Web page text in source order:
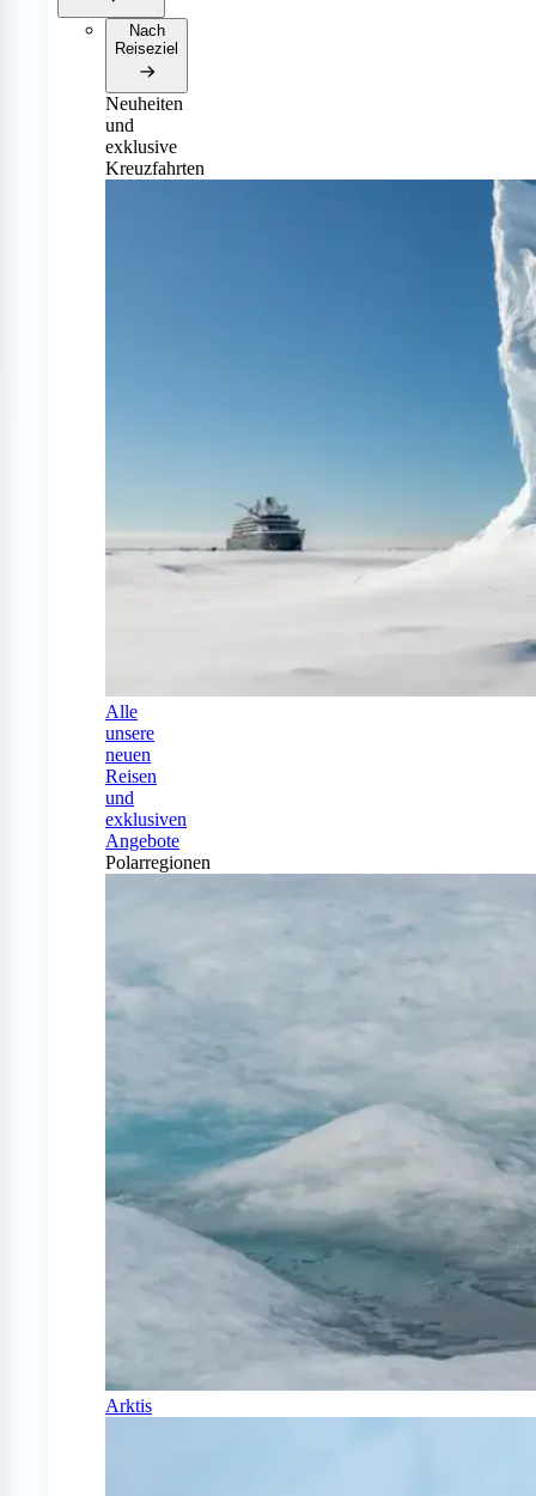
Nach
Reiseziel
Neuheiten
und
exklusive
Kreuzfahrten
Alle
unsere
neuen
Reisen
und
exklusiven
Angebote
Polarregionen
Arktis